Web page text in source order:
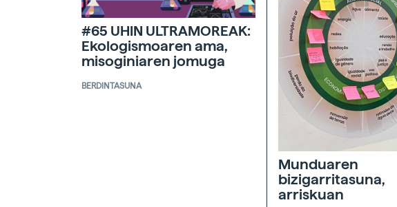
#65 UHIN ULTRAMOREAK:
Ekologismoaren ama,
misoginiaren jomuga
BERDINTASUNA
Munduaren
bizigarritasuna,
arriskuan